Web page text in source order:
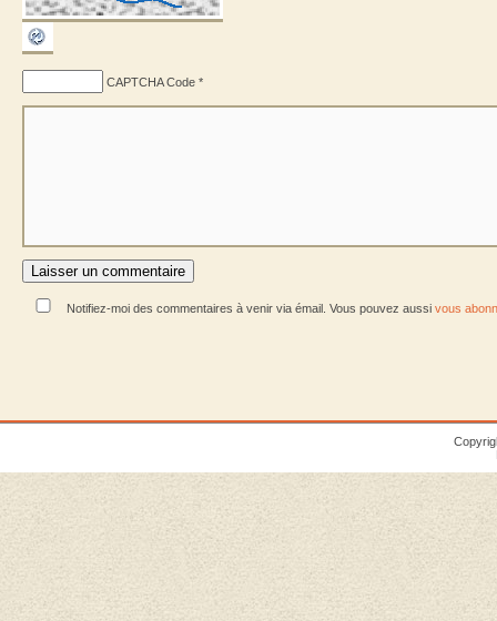
CAPTCHA Code *
Notifiez-moi des commentaires à venir via émail. Vous pouvez aussi vous